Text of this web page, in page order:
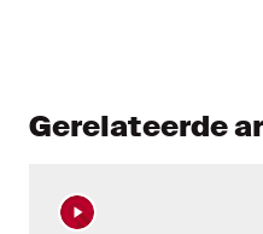
Gerelateerde